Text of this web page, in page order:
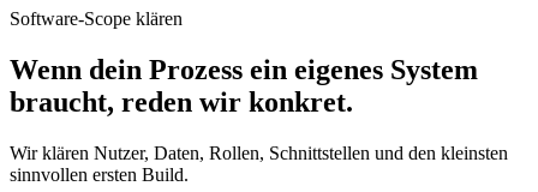
Software-Scope klären
Wenn dein Prozess ein eigenes System
braucht, reden wir konkret.
Wir klären Nutzer, Daten, Rollen, Schnittstellen und den kleinsten
sinnvollen ersten Build.